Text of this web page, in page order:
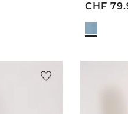
CHF